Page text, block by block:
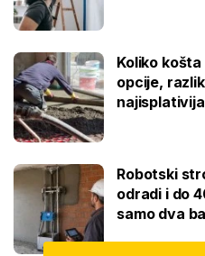
Koliko
opcije,
najisplativija
Robotski
odradi i do
samo dva